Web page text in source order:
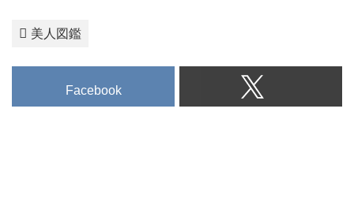
美人図鑑
Facebook